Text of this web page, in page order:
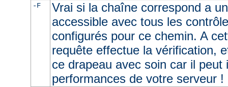
-F
Vrai si la chaîne correspond a
accessible avec tous les
configurés pour ce chemin. A
requête effectue la vérification,
ce drapeau avec soin car il peut
performances de votre serveur !